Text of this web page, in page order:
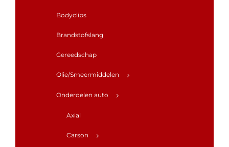
Bodyclips
Brandstofslang
Gereedschap
Olie/Smeermiddelen
Onderdelen auto
Axial
Carson